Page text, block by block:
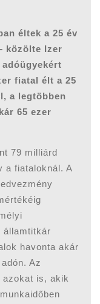
éltek a 25 év
közölte Izer
fiatal élt a 25
a legtöbben
65 ezer
79 milliárd
a fiataloknál. A
államtitkár
havonta akár
Az
azokat is, akik